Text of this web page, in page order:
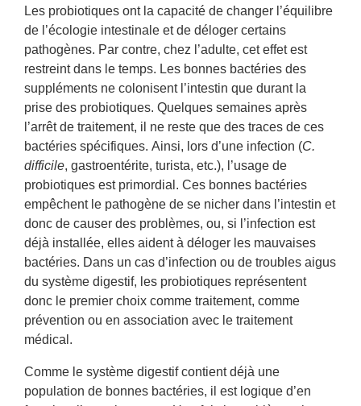
Les probiotiques ont la capacité de changer l’équilibre
de l’écologie intestinale et de déloger certains
pathogènes. Par contre, chez l’adulte, cet effet est
restreint dans le temps. Les bonnes bactéries des
suppléments ne colonisent l’intestin que durant la
prise des probiotiques. Quelques semaines après
l’arrêt de traitement, il ne reste que des traces de ces
bactéries spécifiques. Ainsi, lors d’une infection (C.
difficile, gastroentérite, turista, etc.), l’usage de
probiotiques est primordial. Ces bonnes bactéries
empêchent le pathogène de se nicher dans l’intestin et
donc de causer des problèmes, ou, si l’infection est
déjà installée, elles aident à déloger les mauvaises
bactéries. Dans un cas d’infection ou de troubles aigus
du système digestif, les probiotiques représentent
donc le premier choix comme traitement, comme
prévention ou en association avec le traitement
médical.
Comme le système digestif contient déjà une
population de bonnes bactéries, il est logique d’en